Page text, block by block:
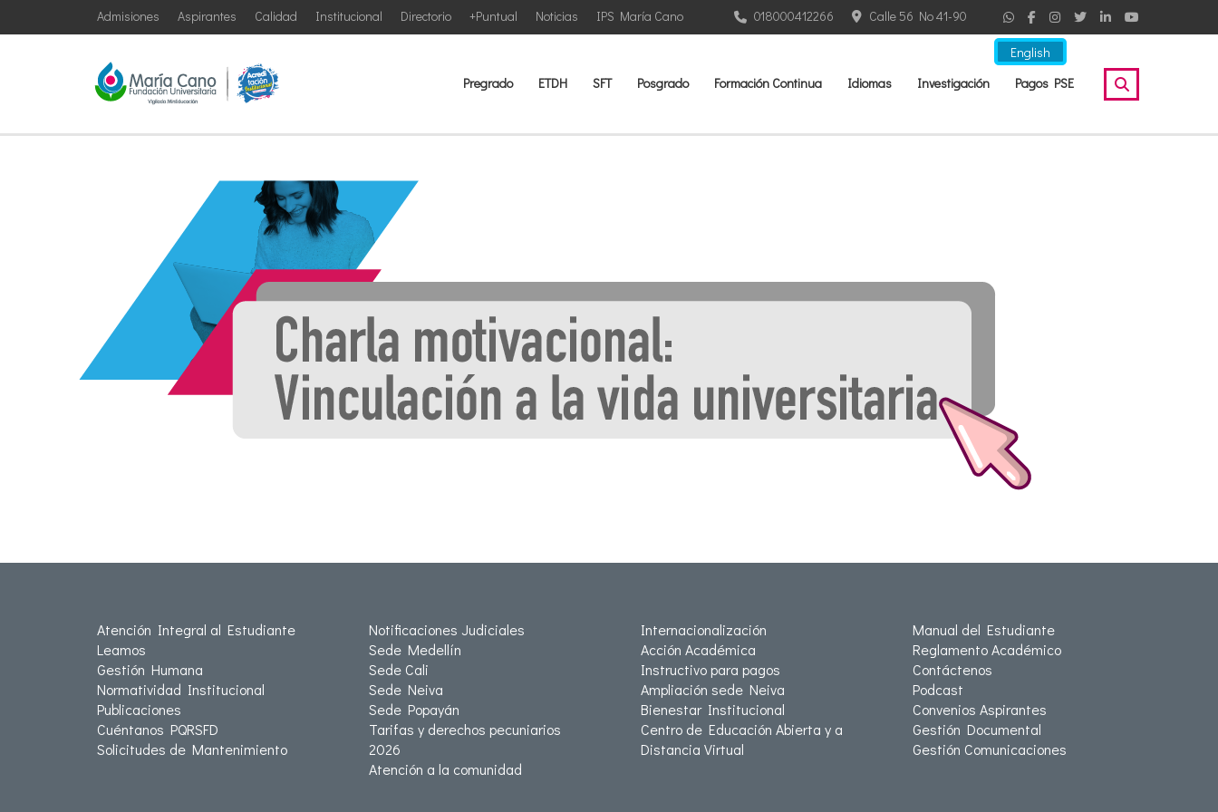
English
IPS María Cano
Noticias
+Puntual
Directorio
Institucional
Calidad
Aspirantes
Admisiones Calle 56 No 41-90
018000412266
Pregrado ETDH SFT Posgrado Formación Continua Idiomas Investigación Pagos PSE
Atención Integral al Estudiante
Leamos
Gestión Humana
Normatividad Institucional
Publicaciones
Cuéntanos PQRSFD
Solicitudes de Mantenimiento
Notificaciones Judiciales
Sede Medellín
Sede Cali
Sede Neiva
Sede Popayán
Tarifas y derechos pecuniarios
2026
Atención a la comunidad
Internacionalización
Acción Académica
Instructivo para pagos
Ampliación sede Neiva
Bienestar Institucional
Centro de Educación Abierta y a
Distancia Virtual
Manual del Estudiante
Reglamento Académico
Contáctenos
Podcast
Convenios Aspirantes
Gestión Documental
Gestión Comunicaciones